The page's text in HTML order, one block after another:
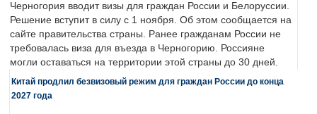
Черногория вводит визы для граждан России и Белоруссии.
Решение вступит в силу с 1 ноября. Об этом сообщается на
сайте правительства страны. Ранее гражданам России не
требовалась виза для въезда в Черногорию. Россияне
могли оставаться на территории этой страны до 30 дней.
Китай продлил безвизовый режим для граждан России до конца
2027 года